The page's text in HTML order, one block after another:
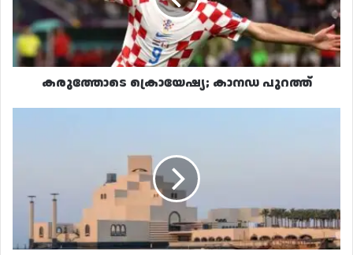
കരുത്തോടെ ക്രൊയേഷ്യ; കാനഡ പുറത്ത്